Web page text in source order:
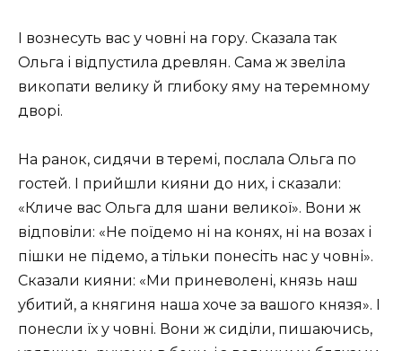
І вознесуть вас у човні на гору. Сказала так
Ольга і відпустила древлян. Сама ж звеліла
викопати велику й глибоку яму на теремному
дворі.
На ранок, сидячи в теремі, послала Ольга по
гостей. І прийшли кияни до них, і сказали:
«Кличе вас Ольга для шани великої». Вони ж
відповіли: «Не поїдемо ні на конях, ні на возах і
пішки не підемо, а тільки понесіть нас у човні».
Сказали кияни: «Ми приневолені, князь наш
убитий, а княгиня наша хоче за вашого князя». І
понесли їх у човні. Вони ж сиділи, пишаючись,